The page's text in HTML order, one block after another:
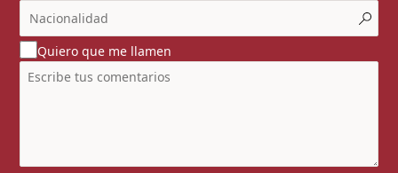
Quiero que me llamen